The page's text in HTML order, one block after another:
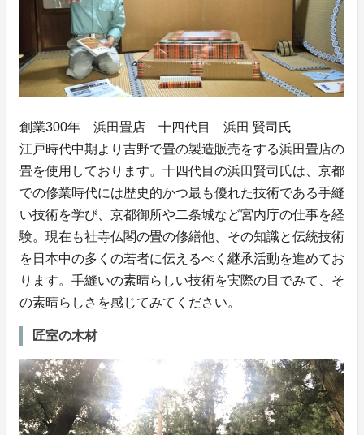
創業300年 浜田畳店 十四代目 浜田 賢司氏
江戸時代中期より吉野で畳の製造販売をする浜田畳店の
畳を使用しております。十四代目の浜田賢司氏は、京都
での修業時代には歴史的かつ最も優れた技術である手縫
い技術を学び、京都御所や二条城など宮内庁の仕事を経
験。現在も社寺仏閣の畳の修繕他、その知識と伝統技術
を日本中の多くの若者に伝えるべく継承活動を進めてお
ります。手縫いの素晴らしい技術を実際の目でみて、そ
の素晴らしさを感じてみてください。
匠室の木材